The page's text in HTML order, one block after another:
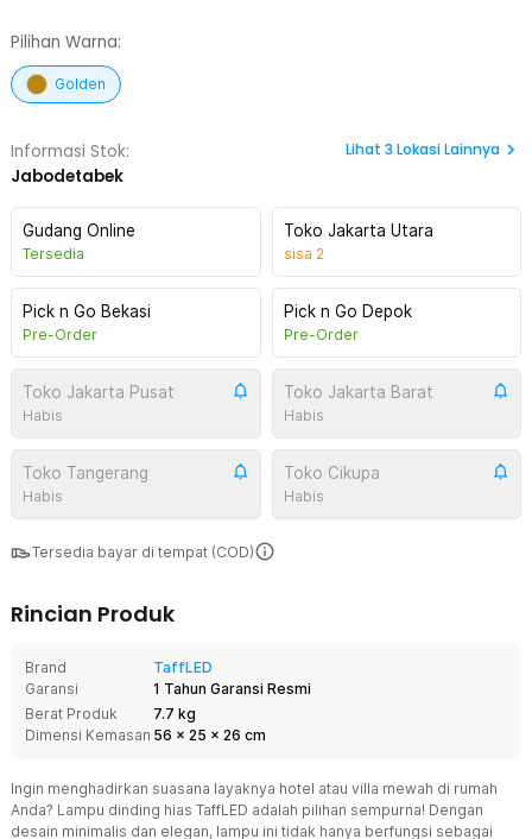
Pilihan Warna:
Golden
Informasi Stok:
Jabodetabek
Lihat 3 Lokasi Lainnya
Gudang Online
Tersedia
Toko Jakarta Utara
sisa 2
Pick n Go Bekasi
Pre-Order
Pick n Go Depok
Pre-Order
Toko Jakarta Pusat
Habis
Toko Jakarta Barat
Habis
Toko Tangerang
Habis
Toko Cikupa
Habis
Tersedia bayar di tempat (COD)
Rincian Produk
Brand
TaffLED
Garansi
1 Tahun Garansi Resmi
Berat Produk
7.7 kg
Dimensi Kemasan 56 x 25 x 26 cm
Ingin menghadirkan suasana layaknya hotel atau villa mewah di rumah
Anda? Lampu dinding hias TaffLED adalah pilihan sempurna! Dengan
desain minimalis dan elegan, lampu ini tidak hanya berfungsi sebagai